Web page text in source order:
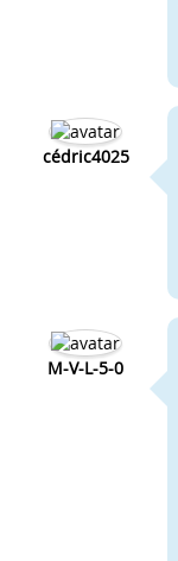
cédric4025
M-V-L-5-0